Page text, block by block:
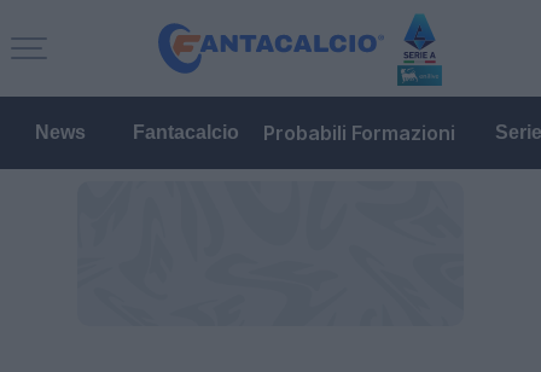
News Fantacalcio Probabili Formazioni